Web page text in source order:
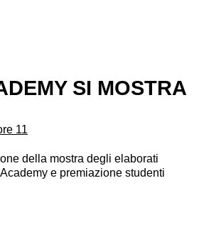
SI MOSTRA
11
della mostra degli elaborati
e premiazione studenti